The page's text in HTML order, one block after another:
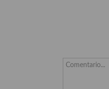
Comentario...